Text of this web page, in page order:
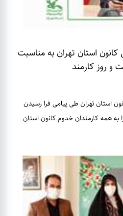
استان تهران به مناسبت
و روز کارمند
استان تهران طی پیامی فرا رسیدن
به همه کارمندان خدوم کانون استان